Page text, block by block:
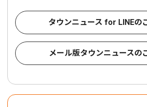
タウンニュース for LINEの
メール版タウンニュースの